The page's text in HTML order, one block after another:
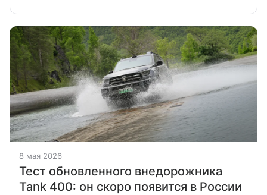
8 мая 2026
Тест обновленного внедорожника
Tank 400: он скоро появится в России